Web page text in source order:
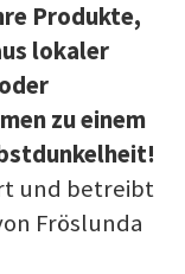
Produkte,
lokaler
zu einem
und betreibt
Fröslunda